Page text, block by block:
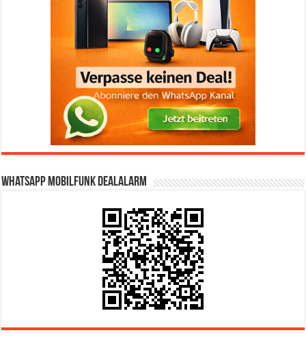
WhatsApp Mobilfunk DealAlarm